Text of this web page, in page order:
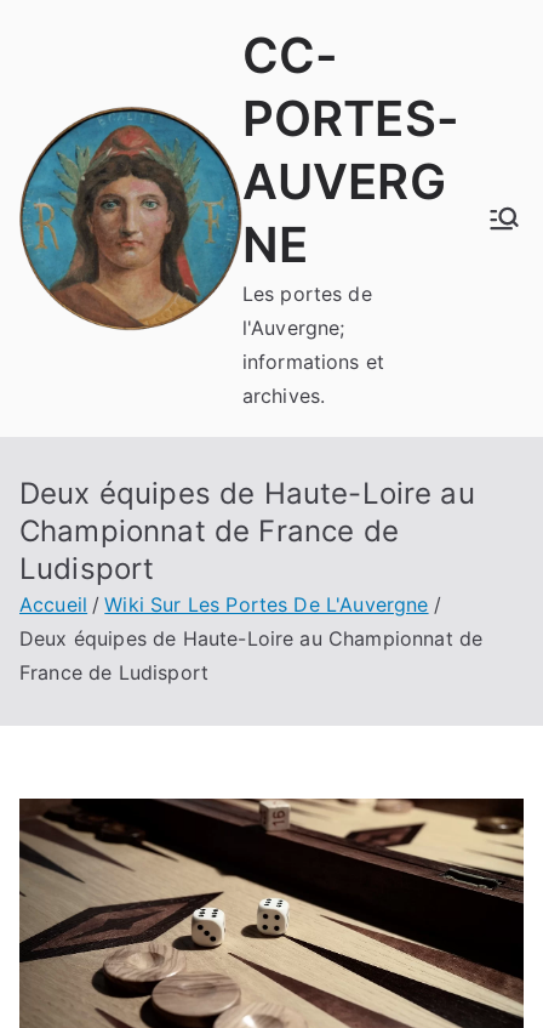
CC-
PORTES-
AUVERG
NE
Les portes de
l'Auvergne;
informations et
archives.
Deux équipes de Haute-Loire au
Championnat de France de
Ludisport
Accueil
Wiki Sur Les Portes De L'Auvergne
Deux équipes de Haute-Loire au Championnat de
France de Ludisport